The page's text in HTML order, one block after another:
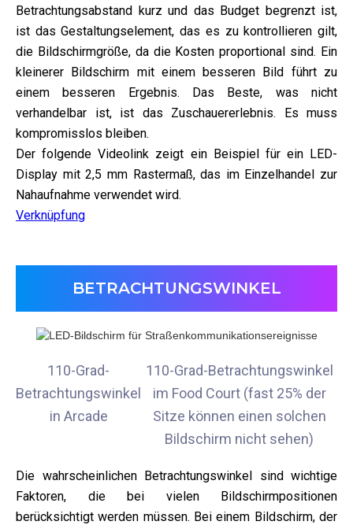
Betrachtungsabstand kurz und das Budget begrenzt ist,
ist das Gestaltungselement, das es zu kontrollieren gilt,
die Bildschirmgröße, da die Kosten proportional sind. Ein
kleinerer Bildschirm mit einem besseren Bild führt zu
einem besseren Ergebnis. Das Beste, was nicht
verhandelbar ist, ist das Zuschauererlebnis. Es muss
kompromisslos bleiben.
Der folgende Videolink zeigt ein Beispiel für ein LED-
Display mit 2,5 mm Rastermaß, das im Einzelhandel zur
Nahaufnahme verwendet wird.
Verknüpfung
BETRACHTUNGSWINKEL
110-Grad-
Betrachtungswinkel
in Arcade
110-Grad-Betrachtungswinkel
im Food Court (fast 25% der
Sitze können einen solchen
Bildschirm nicht sehen)
Die wahrscheinlichen Betrachtungswinkel sind wichtige
Faktoren, die bei vielen Bildschirmpositionen
berücksichtigt werden müssen. Bei einem Bildschirm, der